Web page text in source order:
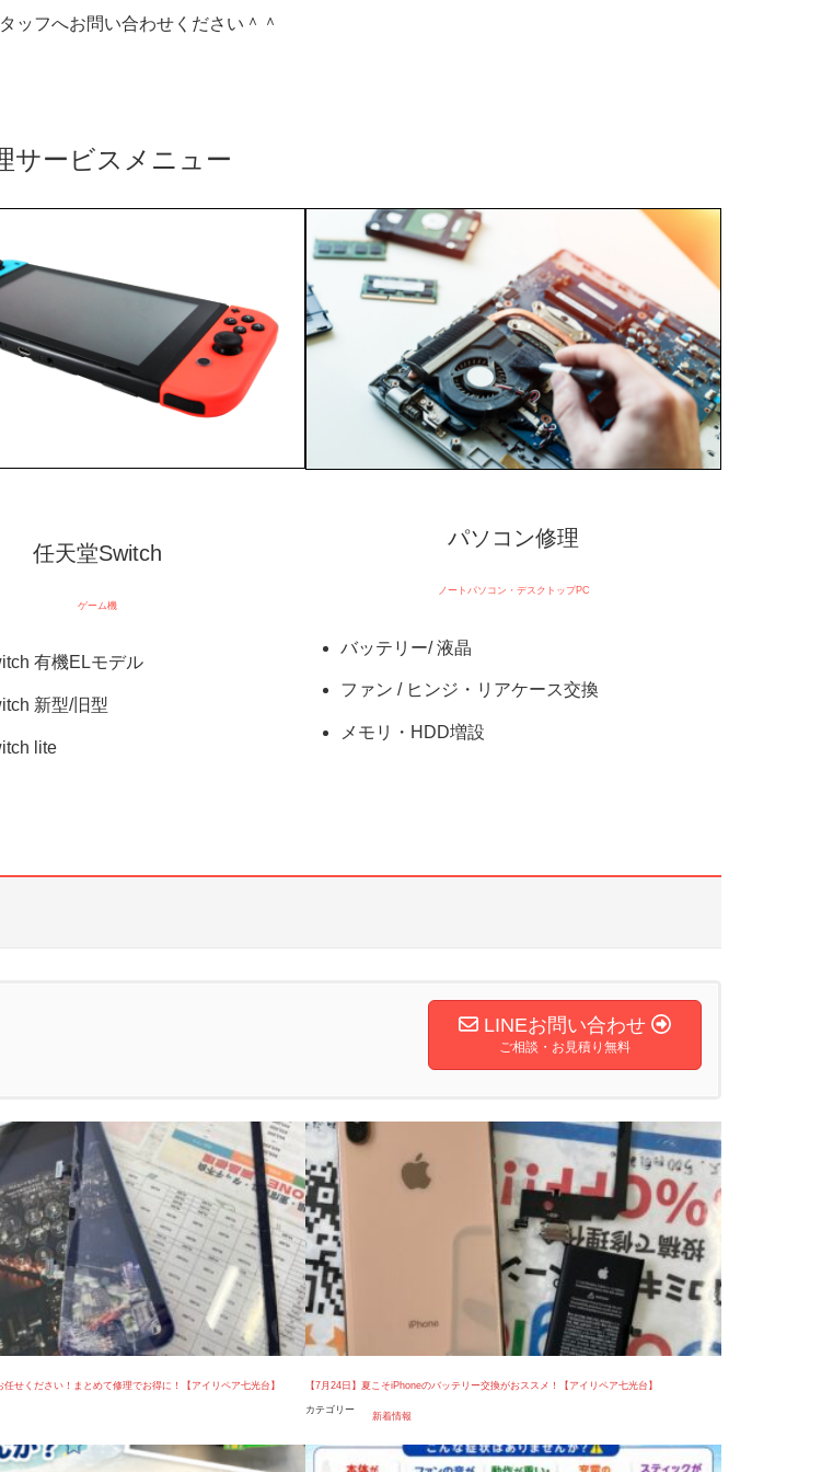
ッフへお問い合わせください＾＾
サービスメニュー
任天堂Switch
ゲーム機
有機ELモデル
新型/旧型
lite
パソコン修理
ノートパソコン・デスクトップPC
バッテリー/ 液晶
ファン / ヒンジ・リアケース交換
メモリ・HDD増設
LINEお問い合わせ
ご相談・お見積り無料
任せください！まとめて修理でお得に！【アイリペア七光台】 【7月24日】夏こそiPhoneのバッテリー交換がおススメ！【アイリペア七光台】
カテゴリー
新着情報